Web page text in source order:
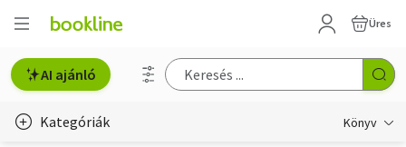
Üres
AI ajánló
Kategóriák Könyv